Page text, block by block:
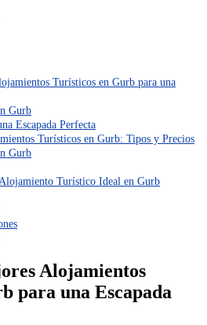
Turísticos en Gurb para una
Gurb
Escapada Perfecta
Turísticos en Gurb: Tipos y Precios
Gurb
Turístico Ideal en Gurb
Alojamientos
para una Escapada